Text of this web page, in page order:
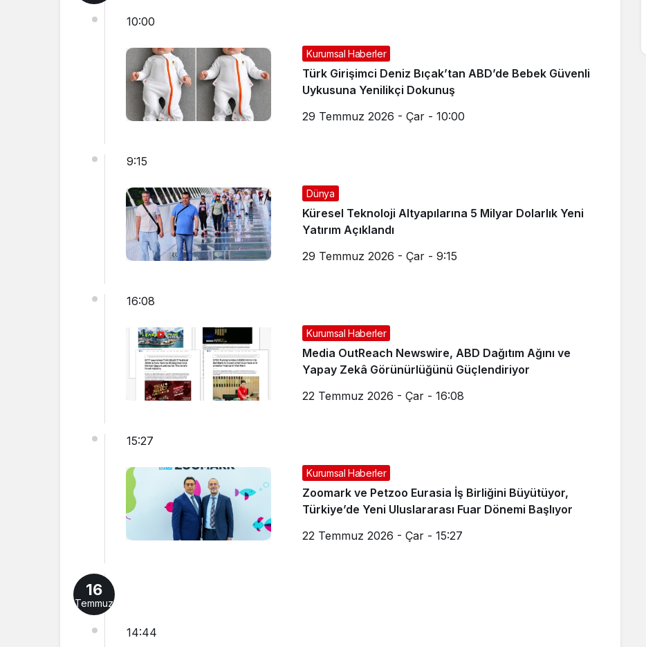
10:00
Kurumsal Haberler
Türk Girişimci Deniz Bıçak’tan ABD’de Bebek Güvenli
Uykusuna Yenilikçi Dokunuş
29 Temmuz 2026 - Çar - 10:00
9:15
Dünya
Küresel Teknoloji Altyapılarına 5 Milyar Dolarlık Yeni
Yatırım Açıklandı
29 Temmuz 2026 - Çar - 9:15
16:08
Kurumsal Haberler
Media OutReach Newswire, ABD Dağıtım Ağını ve
Yapay Zekâ Görünürlüğünü Güçlendiriyor
22 Temmuz 2026 - Çar - 16:08
15:27
Kurumsal Haberler
Zoomark ve Petzoo Eurasia İş Birliğini Büyütüyor,
Türkiye’de Yeni Uluslararası Fuar Dönemi Başlıyor
22 Temmuz 2026 - Çar - 15:27
16
Temmuz
14:44